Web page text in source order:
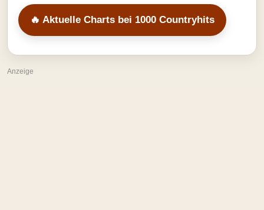
🔥 Aktuelle Charts bei 1000 Countryhits
Anzeige